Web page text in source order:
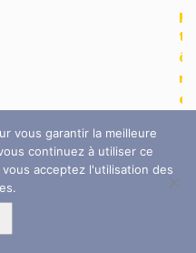
p
t
ô
m
e
vous garantir la meilleure
continuez à utiliser ce
acceptez l'utilisation des